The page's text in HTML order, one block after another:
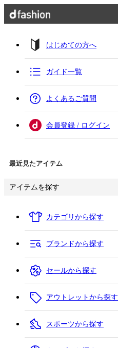
はじめての方へ
ガイド一覧
よくあるご質問
会員登録 / ログイン
最近見たアイテム
アイテムを探す
カテゴリから探す
ブランドから探す
セールから探す
アウトレットから探す
スポーツから探す